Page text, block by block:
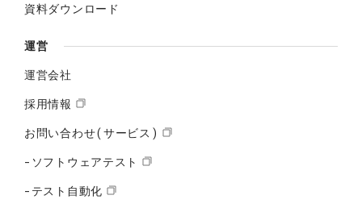
資料ダウンロード
運営
運営会社
採用情報
お問い合わせ(サービス)
-ソフトウェアテスト
-テスト自動化